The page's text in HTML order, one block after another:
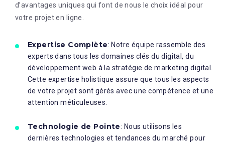
d’avantages uniques qui font de nous le choix idéal pour
votre projet en ligne.
Expertise Complète: Notre équipe rassemble des
experts dans tous les domaines clés du digital, du
développement web à la stratégie de marketing digital.
Cette expertise holistique assure que tous les aspects
de votre projet sont gérés avec une compétence et une
attention méticuleuses.
Technologie de Pointe: Nous utilisons les
dernières technologies et tendances du marché pour